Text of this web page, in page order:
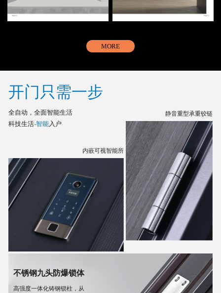
MORE
开门只需一步
全自动，全面智能生活
科技生活·智能入户
内嵌可视智能所
静音重型承重铰链
不锈钢九头防爆锁体
高强度一体化铸钢锁柱，从